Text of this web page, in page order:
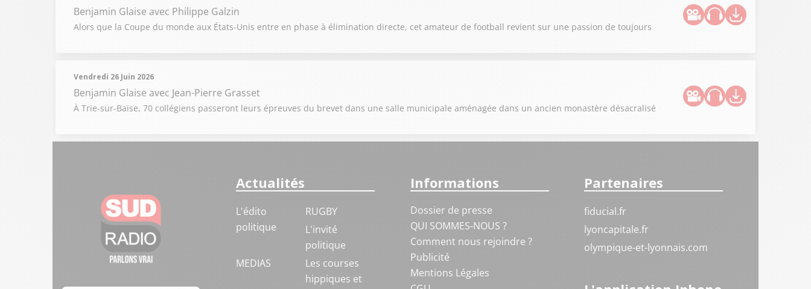
Benjamin Glaise avec Philippe Galzin
Alors que la Coupe du monde aux États-Unis entre en phase à élimination directe, cet amateur de football revient sur une passion de toujours
Vendredi 26 Juin 2026
Benjamin Glaise avec Jean-Pierre Grasset
À Trie-sur-Baïse, 70 collégiens passeront leurs épreuves du brevet dans une salle municipale aménagée dans un ancien monastère désacralisé
Actualités
L'édito
politique
RUGBY
L'invité
politique
MEDIAS
Les courses
hippiques et
Informations
Dossier de presse
QUI SOMMES-NOUS ?
Comment nous rejoindre ?
Publicité
Mentions Légales
Partenaires
fiducial.fr
lyoncapitale.fr
olympique-et-lyonnais.com